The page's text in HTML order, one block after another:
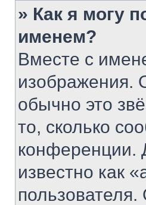
» Как я могу
именем?
Вместе с
изображения.
обычно это
то, сколько
конференции.
известно как